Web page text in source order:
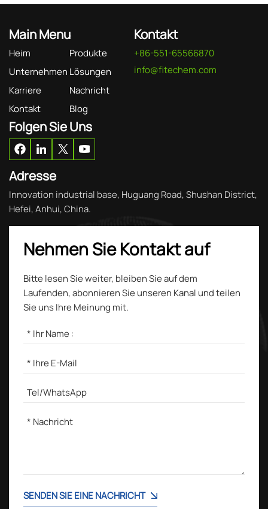
Main Menu
Heim
Produkte
Unternehmen Lösungen
Karriere
Nachricht
Kontakt
Blog
Kontakt
+86-551-65566870
info@fitechem.com
Folgen Sie Uns
Adresse
Innovation industrial base, Huguang Road, Shushan District,
Hefei, Anhui, China.
Nehmen Sie Kontakt auf
Bitte lesen Sie weiter, bleiben Sie auf dem
Laufenden, abonnieren Sie unseren Kanal und teilen
Sie uns Ihre Meinung mit.
SENDEN SIE EINE NACHRICHT